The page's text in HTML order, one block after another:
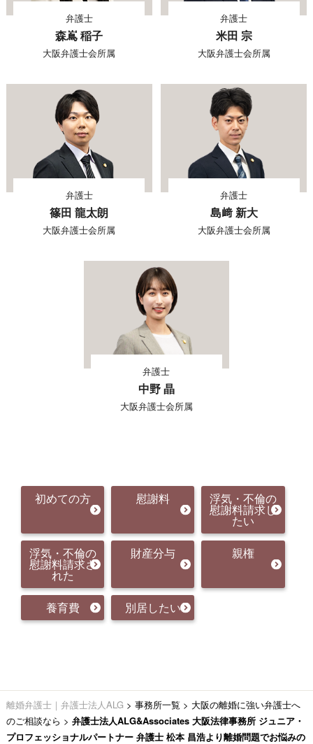
弁護士
森嶌 稲子
大阪弁護士会所属
弁護士
米田 宗
大阪弁護士会所属
弁護士
篠田 龍太朗
大阪弁護士会所属
弁護士
島﨑 新大
大阪弁護士会所属
弁護士
中野 晶
大阪弁護士会所属
初めての方 慰謝料 浮気・不倫の
慰謝料請求し
たい
浮気・不倫の
慰謝料請求さ
れた
財産分与 親権
養育費 別居したい
離婚弁護士｜弁護士法人ALG > 事務所一覧 > 大阪の離婚に強い弁護士へ
のご相談なら > 弁護士法人ALG&Associates 大阪法律事務所 ジュニア・
プロフェッショナルパートナー 弁護士 松本 昌浩より離婚問題でお悩みの